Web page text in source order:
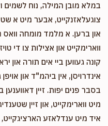
במלא מובן המילה, נוח לשמים
צוגעלאזנקייט, אבער מיט א
און ברען. א מלמד מומחה וואס
ווארימקייט און אצילות צו די
קונה געווען ביי אים תורה און
אינדרויסן, אין ביהמ"ד און
בסבר פנים יפות. זיין
מיט ווארימקייט, און זיין
איד מיט ענדלאזע